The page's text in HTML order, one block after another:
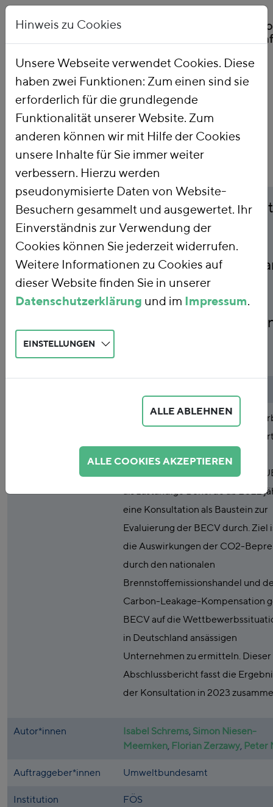
Startseite Publikationen
Titel
Carbon Leakage-
nationalen
– Bericht zum BECV-
Gemäß § 26 Abs. 2 der BEHG-
Leakage-Verordnung (BECV)
(DEHSt) im Umweltbundesamt
als zuständige Behörde ab 2022
eine Konsultation als Baustein zur
Evaluierung der BECV durch. Ziel
die Auswirkungen der ⁠CO2⁠-
durch den nationalen
Brennstoffemissionshandel und
Carbon-Leakage-Kompensation
BECV auf die
in Deutschland ansässigen
Unternehmen zu ermitteln. Dieser
Abschlussbericht fasst die
der Konsultation in 2023
Autor*innen Isabel Schrems, Simon Niesen-
Meemken, Florian Zerzawy, Peter
Auftraggeber*innen Umweltbundesamt
Institution FÖS
Hinweis zu Cookies
Unsere Webseite verwendet Cookies. Diese
haben zwei Funktionen: Zum einen sind sie
erforderlich für die grundlegende
Funktionalität unserer Website. Zum
anderen können wir mit Hilfe der Cookies
unsere Inhalte für Sie immer weiter
verbessern. Hierzu werden
pseudonymisierte Daten von Website-
Besuchern gesammelt und ausgewertet. Ihr
Einverständnis zur Verwendung der
Cookies können Sie jederzeit widerrufen.
Weitere Informationen zu Cookies auf
dieser Website finden Sie in unserer
Datenschutzerklärung und im Impressum.
EINSTELLUNGEN
ALLE ABLEHNEN
ALLE COOKIES AKZEPTIEREN